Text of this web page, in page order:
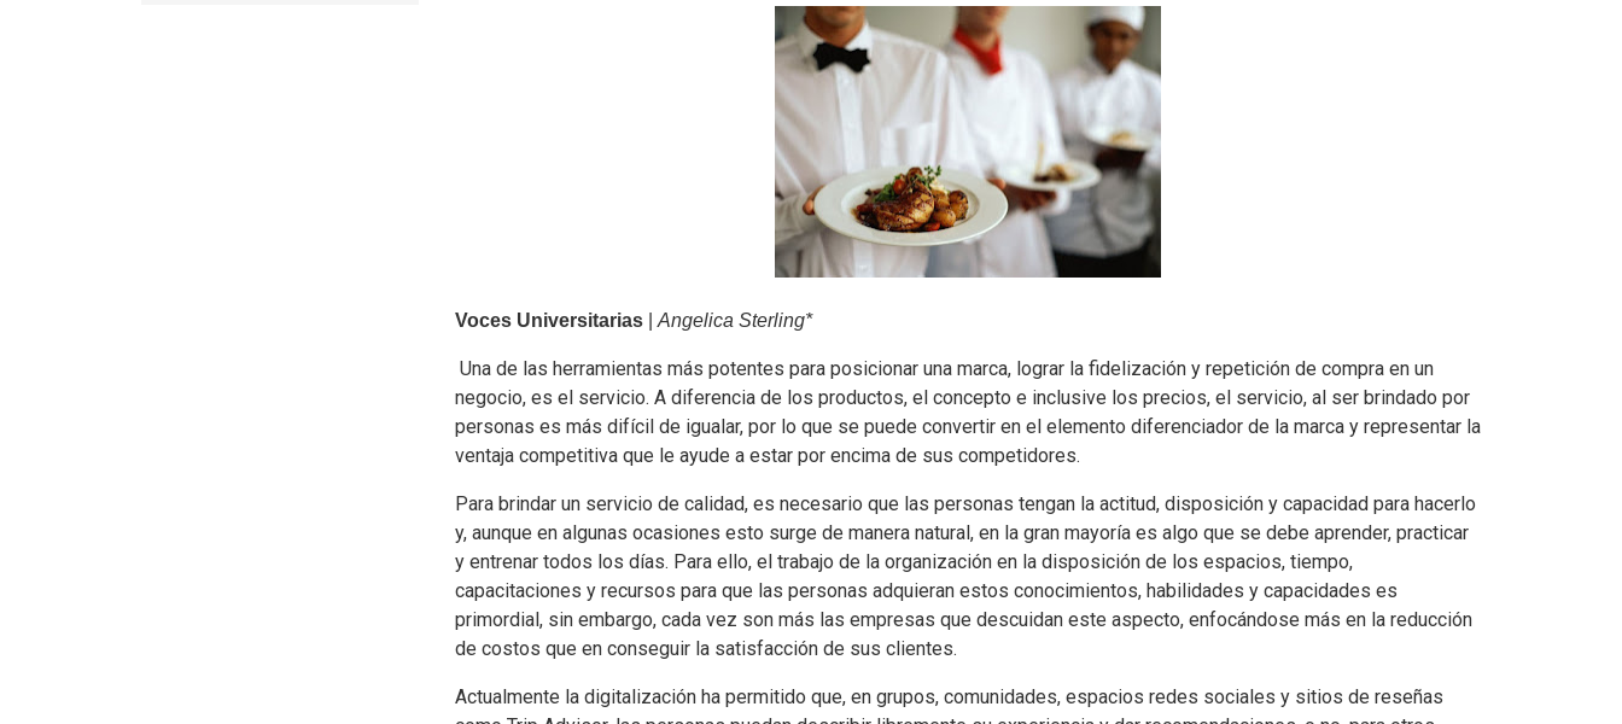
Voces Universitarias Angelica Sterling*
Una de las herramientas más potentes para posicionar una marca, lograr la fidelización y repetición de compra en un
negocio, es el servicio. A diferencia de los productos, el concepto e inclusive los precios, el servicio, al ser brindado por
personas es más difícil de igualar, por lo que se puede convertir en el elemento diferenciador de la marca y representar la
ventaja competitiva que le ayude a estar por encima de sus competidores.
Para brindar un servicio de calidad, es necesario que las personas tengan la actitud, disposición y capacidad para hacerlo
y, aunque en algunas ocasiones esto surge de manera natural, en la gran mayoría es algo que se debe aprender, practicar
y entrenar todos los días. Para ello, el trabajo de la organización en la disposición de los espacios, tiempo,
capacitaciones y recursos para que las personas adquieran estos conocimientos, habilidades y capacidades es
primordial, sin embargo, cada vez son más las empresas que descuidan este aspecto, enfocándose más en la reducción
de costos que en conseguir la satisfacción de sus clientes.
Actualmente la digitalización ha permitido que, en grupos, comunidades, espacios redes sociales y sitios de reseñas